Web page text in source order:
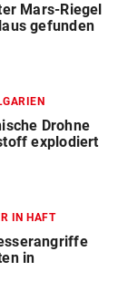
Mars-Riegel
gefunden
Drohne
explodiert
IN HAFT
in